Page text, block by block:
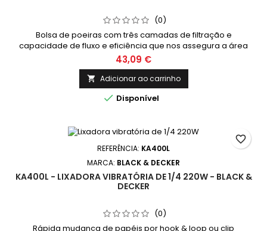
(0)
Bolsa de poeiras com três camadas de filtração e
capacidade de fluxo e eficiência que nos assegura a área
de trabalho sempre limpa Tamanho grande da órbitra e
maior velocidade de lixamento para eliminar mais
rapidamente diferentes tipos de material Versátil - ideal
para pintura/verniz, remover ferrugem e lixar zonas de difícil
acesso
43,09 €
 Adicionar ao carrinho
 Disponível
REFERÊNCIA: KA400L
MARCA: BLACK & DECKER
KA400L - LIXADORA VIBRATÓRIA DE 1/4 220W - BLACK &
DECKER
(0)
Rápida mudança de papéis por hook & loop ou clip
favorite_border